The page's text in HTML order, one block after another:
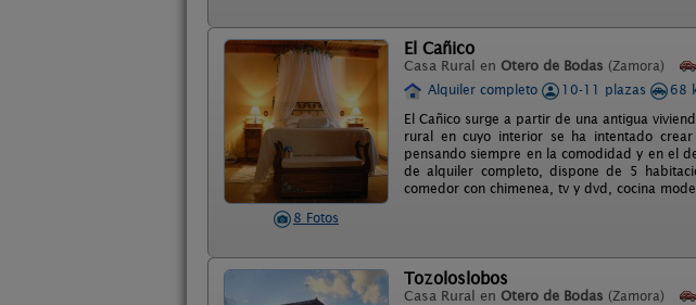
8 Fotos
El Cañico
Casa Rural en Otero de Bodas (Zamora)
Alquiler completo
10-11 plazas 68
El Cañico surge a partir de una antigua
rural en cuyo interior se ha intentado
pensando siempre en la comodidad y en el
de alquiler completo, dispone de 5
comedor con chimenea, tv y dvd, cocina
Tozoloslobos
Casa Rural en Otero de Bodas (Zamora)